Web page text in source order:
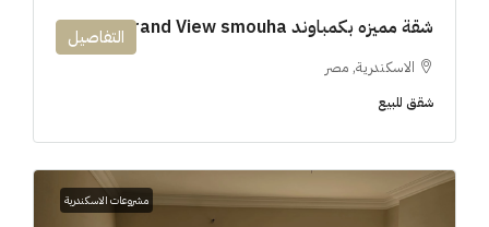
شقة مميزه بكمباوند 194m Grand View smouha
الاسكندرية, مصر
شقق للبيع
التفاصيل
مشروعات الاسكندرية